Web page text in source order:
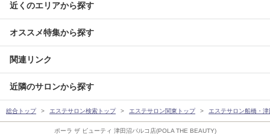
ポーラ ザ ビューティ 津田沼パルコ店(POLA THE BEAUTY)
近くのエリアから探す
オススメ特集から探す
関連リンク
近隣のサロンから探す
総合トップ エステサロン検索トップ エステサロン関東トップ エステサロン船橋・